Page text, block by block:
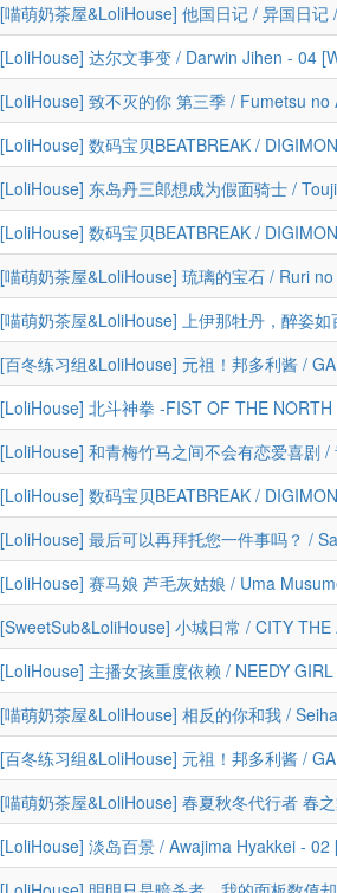
[LoliHouse] 达尔文事变 / Darwin Jihen - 04
[LoliHouse] 淡岛百景 / Awajima Hyakkei -